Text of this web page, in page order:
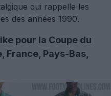
qui rappelle les
des années 1990.
pour la Coupe du
France, Pays-Bas,